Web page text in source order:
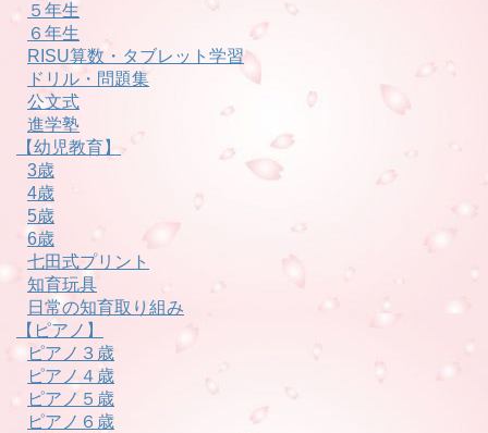
５年生
６年生
RISU算数・タブレット学習
ドリル・問題集
公文式
進学塾
【幼児教育】
3歳
4歳
5歳
6歳
七田式プリント
知育玩具
日常の知育取り組み
【ピアノ】
ピアノ３歳
ピアノ４歳
ピアノ５歳
ピアノ６歳